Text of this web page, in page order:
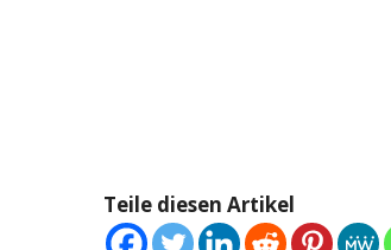
Teile diesen Artikel